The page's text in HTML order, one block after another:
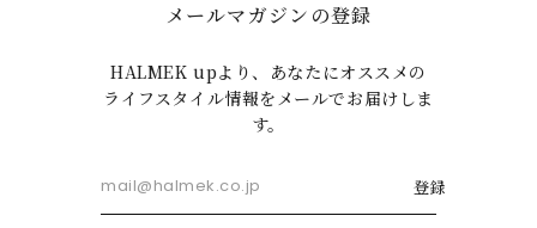
メールマガジンの登録
HALMEK upより、あなたにオススメの
ライフスタイル情報をメールでお届けしま
す。
登録